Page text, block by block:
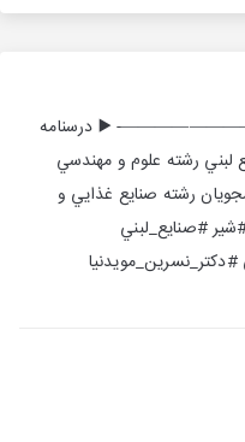
————————- ▶️ درسنامه
رشته علوم و مهندسي
رشته صنايع غذايي و
#صنايع_لبني